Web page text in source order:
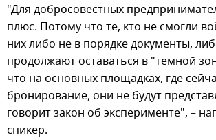
"Для добросовестных
плюс. Потому что те, кто не смогли
них либо не в порядке документы,
продолжают оставаться в "темной
что на основных площадках, где
бронирование, они не будут
говорит закон об эксперименте", –
спикер.